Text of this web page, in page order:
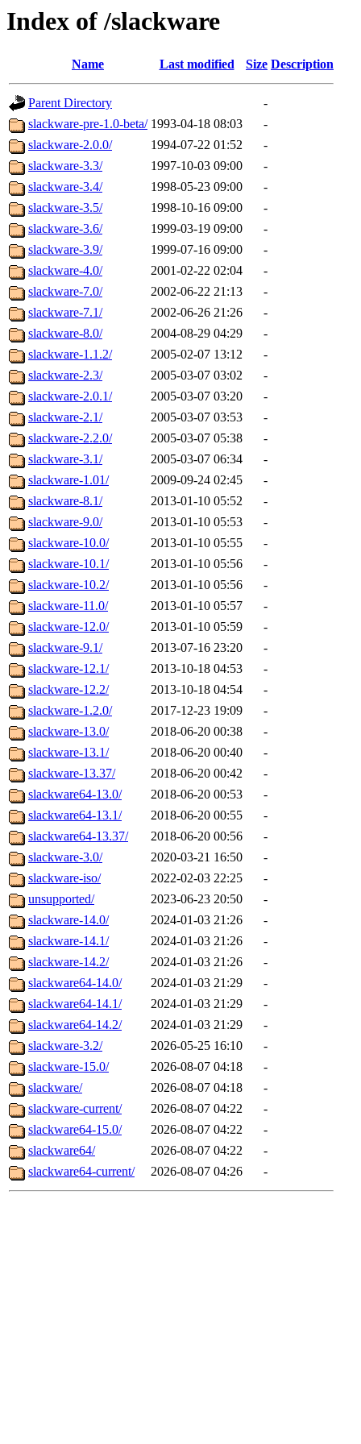
Index of /slackware
Name Last modified Size Description
Parent Directory
-
slackware-pre-1.0-beta/ 1993-04-18 08:03
-
slackware-2.0.0/
1994-07-22 01:52
-
slackware-3.3/
1997-10-03 09:00
-
slackware-3.4/
1998-05-23 09:00
-
slackware-3.5/
1998-10-16 09:00
-
slackware-3.6/
1999-03-19 09:00
-
slackware-3.9/
1999-07-16 09:00
-
slackware-4.0/
2001-02-22 02:04
-
slackware-7.0/
2002-06-22 21:13
-
slackware-7.1/
2002-06-26 21:26
-
slackware-8.0/
2004-08-29 04:29
-
slackware-1.1.2/
2005-02-07 13:12
-
slackware-2.3/
2005-03-07 03:02
-
slackware-2.0.1/
2005-03-07 03:20
-
slackware-2.1/
2005-03-07 03:53
-
slackware-2.2.0/
2005-03-07 05:38
-
slackware-3.1/
2005-03-07 06:34
-
slackware-1.01/
2009-09-24 02:45
-
slackware-8.1/
2013-01-10 05:52
-
slackware-9.0/
2013-01-10 05:53
-
slackware-10.0/
2013-01-10 05:55
-
slackware-10.1/
2013-01-10 05:56
-
slackware-10.2/
2013-01-10 05:56
-
slackware-11.0/
2013-01-10 05:57
-
slackware-12.0/
2013-01-10 05:59
-
slackware-9.1/
2013-07-16 23:20
-
slackware-12.1/
2013-10-18 04:53
-
slackware-12.2/
2013-10-18 04:54
-
slackware-1.2.0/
2017-12-23 19:09
-
slackware-13.0/
2018-06-20 00:38
-
slackware-13.1/
2018-06-20 00:40
-
slackware-13.37/
2018-06-20 00:42
-
slackware64-13.0/
2018-06-20 00:53
-
slackware64-13.1/
2018-06-20 00:55
-
slackware64-13.37/
2018-06-20 00:56
-
slackware-3.0/
2020-03-21 16:50
-
slackware-iso/
2022-02-03 22:25
-
unsupported/
2023-06-23 20:50
-
slackware-14.0/
2024-01-03 21:26
-
slackware-14.1/
2024-01-03 21:26
-
slackware-14.2/
2024-01-03 21:26
-
slackware64-14.0/
2024-01-03 21:29
-
slackware64-14.1/
2024-01-03 21:29
-
slackware64-14.2/
2024-01-03 21:29
-
slackware-3.2/
2026-05-25 16:10
-
slackware-15.0/
2026-08-07 04:18
-
slackware/
2026-08-07 04:18
-
slackware-current/
2026-08-07 04:22
-
slackware64-15.0/
2026-08-07 04:22
-
slackware64/
2026-08-07 04:22
-
slackware64-current/
2026-08-07 04:26 -